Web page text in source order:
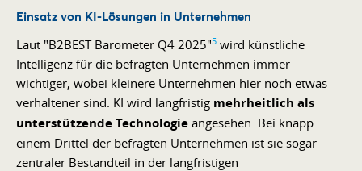
Einsatz von KI-Lösungen in Unternehmen
Laut "B2BEST Barometer Q4 2025"5 wird künstliche
Intelligenz für die befragten Unternehmen immer
wichtiger, wobei kleinere Unternehmen hier noch etwas
verhaltener sind. KI wird langfristig mehrheitlich als
unterstützende Technologie angesehen. Bei knapp
einem Drittel der befragten Unternehmen ist sie sogar
zentraler Bestandteil in der langfristigen